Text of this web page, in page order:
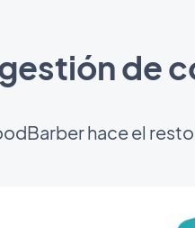
de
hace el resto